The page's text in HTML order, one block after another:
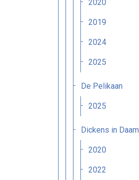
2020
2019
2024
2025
De Pelikaan
2025
Dickens in Daam
2020
2022